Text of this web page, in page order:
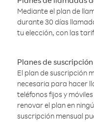
Mediante el plan de
durante 30 días
tu elección, con las
Planes de
El plan de suscripción
necesaria para hacer
teléfonos fijos y
renovar el plan en
suscripción mensual